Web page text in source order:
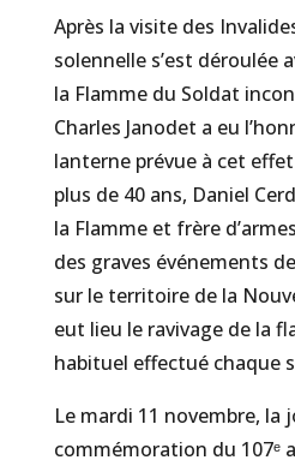
Après la visite des
solennelle s’est déroulée
la Flamme du Soldat
Charles Janodet a eu
lanterne prévue à cet
plus de 40 ans, Daniel
la Flamme et frère
des graves événements
sur le territoire de la
eut lieu le ravivage de la
habituel effectué chaque
Le mardi 11 novembre, la
commémoration du 107ᵉ